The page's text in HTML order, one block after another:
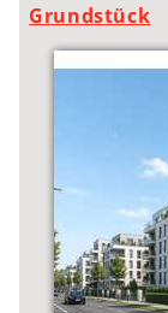
Grundstück